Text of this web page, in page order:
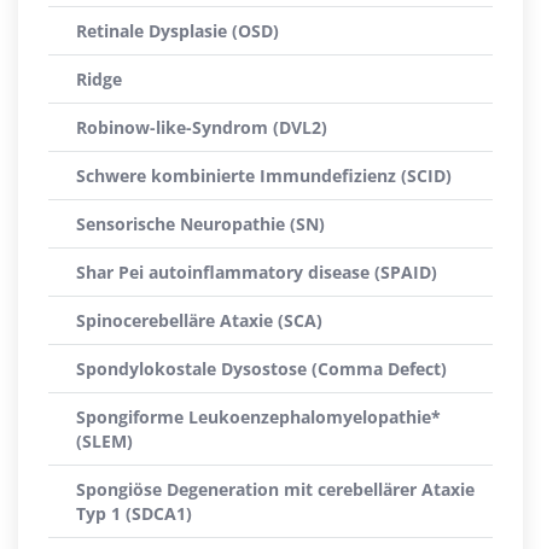
Retinale Dysplasie (OSD)
Ridge
Robinow-like-Syndrom (DVL2)
Schwere kombinierte Immundefizienz (SCID)
Sensorische Neuropathie (SN)
Shar Pei autoinflammatory disease (SPAID)
Spinocerebelläre Ataxie (SCA)
Spondylokostale Dysostose (Comma Defect)
Spongiforme Leukoenzephalomyelopathie*
(SLEM)
Spongiöse Degeneration mit cerebellärer Ataxie
Typ 1 (SDCA1)